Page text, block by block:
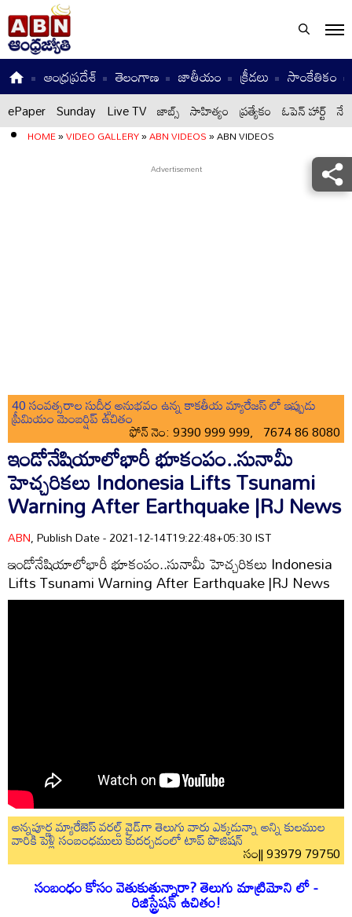
ఆంధ్రప్రదేశ్ తెలంగాణ జాతీయం క్రీడలు సాంకేతికం
ePaper Sunday Live TV జాబ్స్ సాహిత్యం ప్రత్యేకం ఓపెన్ హార్ట్
HOME»VIDEO GALLERY»ABN VIDEOS»ABN VIDEOS
40 సంవత్సరాల సుదీర్ఘ అనుభవం ఉన్న కాకతీయ మ్యారేజస్ లో ఇప్పుడు
ప్రీమియం మెంబర్షిప్ ఉచితం
ఫోన్ నెం: 9390 999 999, 7674 86 8080
ఇండోనేషియాలోభారీ భూకంపం..సునామీ
హెచ్చరికలు Indonesia Lifts Tsunami
Warning After Earthquake |RJ News
ABN, Publish Date - 2021-12-14T19:22:48+05:30 IST
ఇండోనేషియాలోభారీ భూకంపం..సునామీ హెచ్చరికలు Indonesia
Lifts Tsunami Warning After Earthquake |RJ News
అన్నపూర్ణ మ్యారేజెస్ వరల్డ్ వైడ్‌గా తెలుగు వారు ఎక్కడున్నా అన్ని కులముల
వారికి పెళ్లి సంబంధములు కుదర్చడంలో టాప్ పొజిషన్
సం|| 93979 79750
సంబంధం కోసం వెతుకుతున్నారా? తెలుగు మాట్రిమోని లో -
రిజిస్ట్రేషన్ ఉచితం!